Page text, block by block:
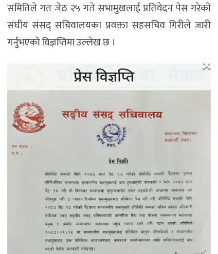
समितिले गत जेठ २५ गते सभामुखलाई प्रतिवेदन पेस गरेको
संघीय संसद् सचिवालयका प्रवक्ता सहसचिव गिरीले जारी
गर्नुभएको विज्ञप्तिमा उल्लेख छ ।